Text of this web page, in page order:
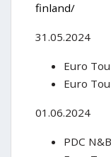
finland/
31.05.2024
Euro
Euro
01.06.2024
PDC